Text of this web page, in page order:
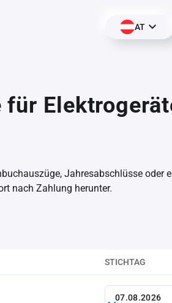
AT
für
Jahresabschlüsse oder
nach Zahlung herunter.
STICHTAG